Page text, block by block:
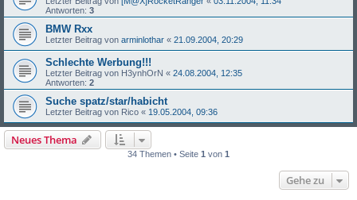
Antworten: 3
BMW Rxx
Letzter Beitrag von arminlothar « 21.09.2004, 20:29
Schlechte Werbung!!!
Letzter Beitrag von H3ynhOrN « 24.08.2004, 12:35
Antworten: 2
Suche spatz/star/habicht
Letzter Beitrag von Rico « 19.05.2004, 09:36
Neues Thema
34 Themen • Seite 1 von 1
Gehe zu